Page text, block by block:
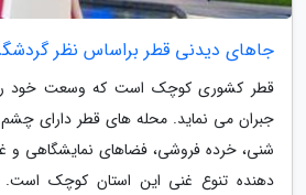
جاهای دیدنی قطر براساس نظر گردشگران
قطر کشوری کوچک است که وسعت خود
جبران می نماید. محله های قطر دارای
شنی، خرده فروشی، فضاهای نمایشگاهی و
دهنده تنوع غنی این استان کوچک